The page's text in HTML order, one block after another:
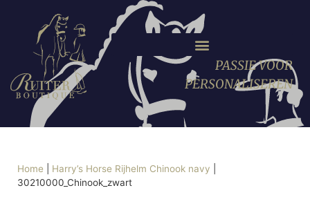
PASSIE VOOR
PERSONALISEREN
Home Harry’s Horse Rijhelm Chinook navy
30210000_Chinook_zwart